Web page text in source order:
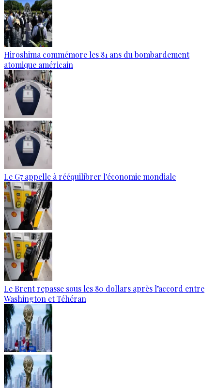
Hiroshima commémore les 81 ans du bombardement
atomique américain
Le G7 appelle à rééquilibrer l'économie mondiale
Le Brent repasse sous les 80 dollars après l’accord entre
Washington et Téhéran